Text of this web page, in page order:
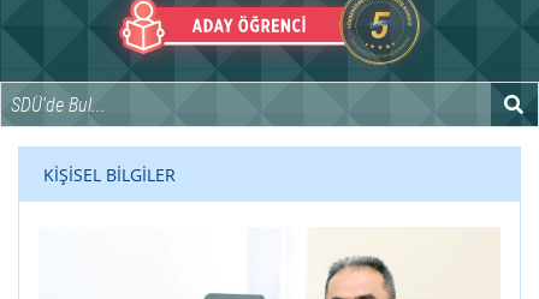
INTERNATIONAL
KİŞİSEL BİLGİLER